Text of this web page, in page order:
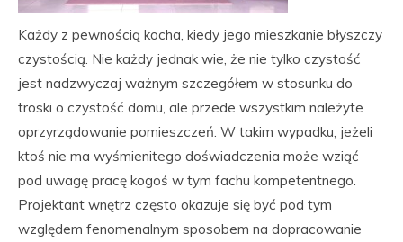
Każdy z pewnością kocha, kiedy jego mieszkanie błyszczy
czystością. Nie każdy jednak wie, że nie tylko czystość
jest nadzwyczaj ważnym szczegółem w stosunku do
troski o czystość domu, ale przede wszystkim należyte
oprzyrządowanie pomieszczeń. W takim wypadku, jeżeli
ktoś nie ma wyśmienitego doświadczenia może wziąć
pod uwagę pracę kogoś w tym fachu kompetentnego.
Projektant wnętrz często okazuje się być pod tym
względem fenomenalnym sposobem na dopracowanie